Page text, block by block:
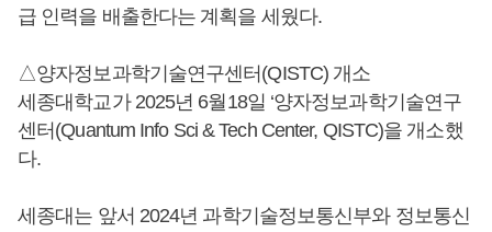
급 인력을 배출한다는 계획을 세웠다.
△양자정보과학기술연구센터(QISTC) 개소
세종대학교가 2025년 6월18일 ‘양자정보과학기술연구
센터(Quantum Info Sci & Tech Center, QISTC)을 개소했
다.
세종대는 앞서 2024년 과학기술정보통신부와 정보통신